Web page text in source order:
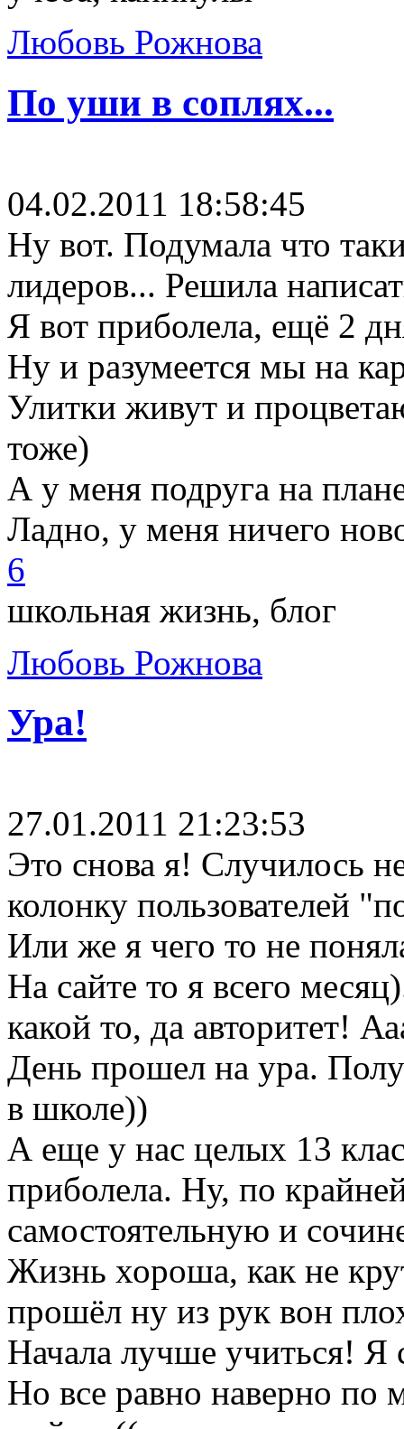
Любовь Рожнова
По уши в соплях...
04.02.2011 18:58:45
Ну вот. Подумала что
лидеров... Решила
Я вот приболела, ещё 2
Ну и разумеется мы на
Улитки живут и
тоже)
А у меня подруга на
Ладно, у меня ничего
6
школьная жизнь, блог
Любовь Рожнова
Ура!
27.01.2011 21:23:53
Это снова я! Случилось
колонку пользователей
Или же я чего то не
На сайте то я всего
какой то, да авторитет!
День прошел на ура.
в школе))
А еще у нас целых 13
приболела. Ну, по
самостоятельную и
Жизнь хороша, как не
прошёл ну из рук вон
Начала лучше учиться! Я
Но все равно наверно по